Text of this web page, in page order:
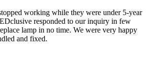
working while they were under 5-year
responded to our inquiry in few
lamp in no time. We were very happy
and fixed.